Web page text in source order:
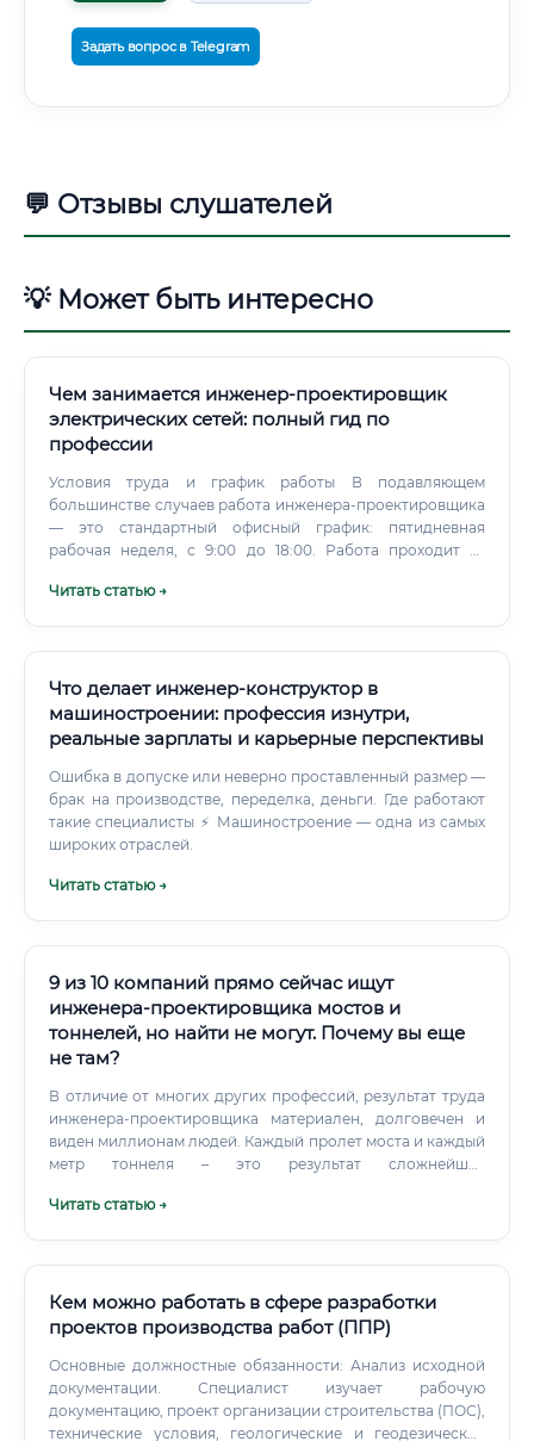
Задать вопрос в Telegram
💬 Отзывы слушателей
💡 Может быть интересно
Чем занимается инженер-проектировщик
электрических сетей: полный гид по
профессии
Условия труда и график работы В подавляющем
большинстве случаев работа инженера-проектировщика
— это стандартный офисный график: пятидневная
рабочая неделя, с 9:00 до 18:00. Работа проходит за
Периодически возможны командировки на объекты для
Читать статью →
Что делает инженер-конструктор в
машиностроении: профессия изнутри,
реальные зарплаты и карьерные перспективы
Ошибка в допуске или неверно проставленный размер —
брак на производстве, переделка, деньги. Где работают
такие специалисты ⚡ Машиностроение — одна из самых
широких отраслей.
Читать статью →
9 из 10 компаний прямо сейчас ищут
инженера-проектировщика мостов и
тоннелей, но найти не могут. Почему вы еще
не там?
В отличие от многих других профессий, результат труда
инженера-проектировщика материален, долговечен и
виден миллионам людей. Каждый пролет моста и каждый
метр тоннеля – это результат сложнейших
геологии, материаловедения и динамики конструкций.
десятилетия и даже столетия вперед.
Читать статью →
Кем можно работать в сфере разработки
проектов производства работ (ППР)
Основные должностные обязанности: Анализ исходной
документации. Специалист изучает рабочую
документацию, проект организации строительства (ПОС),
технические условия, геологические и геодезические